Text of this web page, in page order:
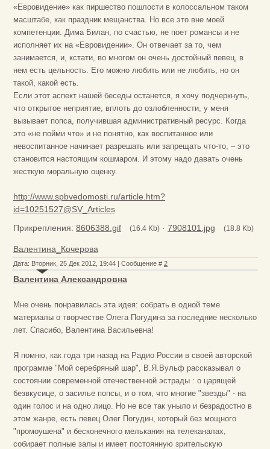
«Евровидение» как пиршество пошлости в колоссальном таком
масштабе, как праздник мещанства. Но все это вне моей
компетенции. Дима Билан, по счастью, не поет романсы и не
исполняет их на «Евровидении». Он отвечает за то, чем
занимается, и, кстати, во многом он очень достойный певец, в
нем есть цельность. Его можно любить или не любить, но он
такой, какой есть.
Если этот аспект нашей беседы останется, я хочу подчеркнуть,
что открытое неприятие, вплоть до озлобленности, у меня
вызывает попса, получившая административный ресурс. Когда
это «не пойми что» и не понятно, как воспитанное или
невоспитанное начинает разрешать или запрещать что-то, – это
становится настоящим кошмаром. И этому надо давать очень
жесткую моральную оценку.
http://www.spbvedomosti.ru/article.htm?
id=10251527@SV_Articles
Прикрепления: 8606388.gif (16.4 Kb) · 7908101.jpg (18.8 Kb)
Валентина_Кочерова
Дата: Вторник, 25 Дек 2012, 19:44 | Сообщение # 2
Валентина Александровна
Мне очень понравилась эта идея: собрать в одной теме
материалы о творчестве Олега Погудина за последние несколько
лет. Спасибо, Валентина Васильевна!
Я помню, как года три назад на Радио России в своей авторской
программе "Мой серебряный шар", В.Я.Вульф рассказывал о
состоянии современной отечественной эстрады : о царящей
безвкусице, о засилье попсы, и о том, что многие "звезды" - на
один голос и на одно лицо. Но не все так уныло и безрадостно в
этом жанре, есть певец Олег Погудин, который без мощного
"промоушена" и бесконечного мелькания на телеканалах,
собирает полные залы и имеет постоянную зрительскую